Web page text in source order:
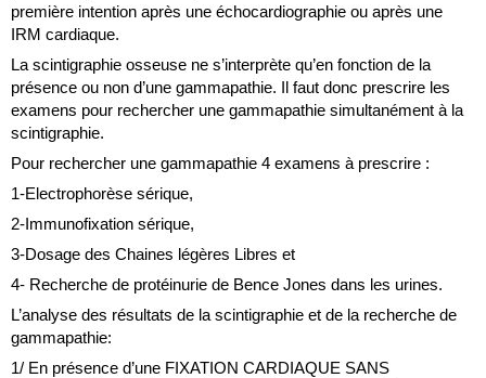
première intention après une échocardiographie ou après une
IRM cardiaque.
La scintigraphie osseuse ne s’interprète qu’en fonction de la
présence ou non d’une gammapathie. Il faut donc prescrire les
examens pour rechercher une gammapathie simultanément à la
scintigraphie.
Pour rechercher une gammapathie 4 examens à prescrire :
1-Electrophorèse sérique,
2-Immunofixation sérique,
3-Dosage des Chaines légères Libres et
4- Recherche de protéinurie de Bence Jones dans les urines.
L’analyse des résultats de la scintigraphie et de la recherche de
gammapathie:
1/ En présence d’une FIXATION CARDIAQUE SANS